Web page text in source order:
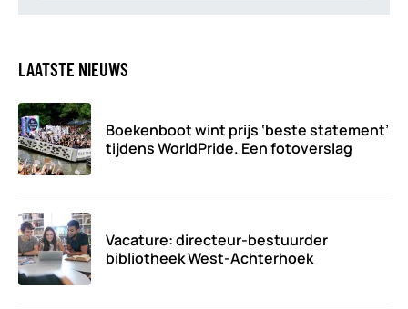
LAATSTE NIEUWS
Boekenboot wint prijs ‘beste statement’
tijdens WorldPride. Een fotoverslag
Vacature: directeur-bestuurder
bibliotheek West-Achterhoek